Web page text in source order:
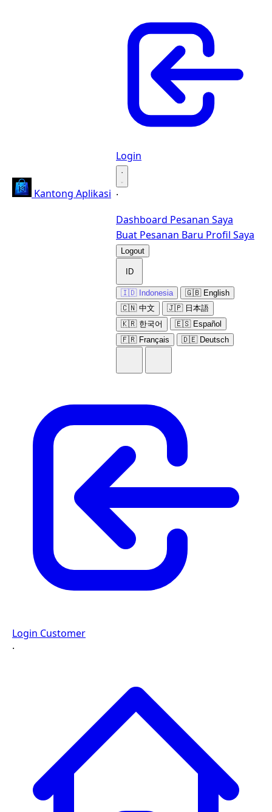
Kantong Aplikasi
Login
·
·
Dashboard Pesanan Saya
Buat Pesanan Baru Profil Saya
Logout
ID
🇮🇩 Indonesia
🇬🇧 English
🇨🇳 中文
🇯🇵 日本語
🇰🇷 한국어
🇪🇸 Español
🇫🇷 Français
🇩🇪 Deutsch
Login Customer
·